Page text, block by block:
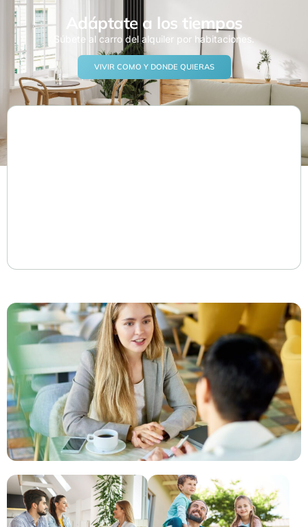
Adáptate a los tiempos
Súbete al carro del alquiler por habitaciones.
VIVIR COMO Y DONDE QUIERAS